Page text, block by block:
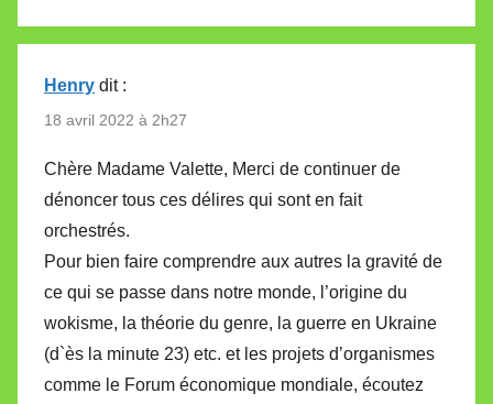
Henry dit :
18 avril 2022 à 2h27
Chère Madame Valette, Merci de continuer de
dénoncer tous ces délires qui sont en fait
orchestrés.
Pour bien faire comprendre aux autres la gravité de
ce qui se passe dans notre monde, l’origine du
wokisme, la théorie du genre, la guerre en Ukraine
(d`ès la minute 23) etc. et les projets d’organismes
comme le Forum économique mondiale, écoutez